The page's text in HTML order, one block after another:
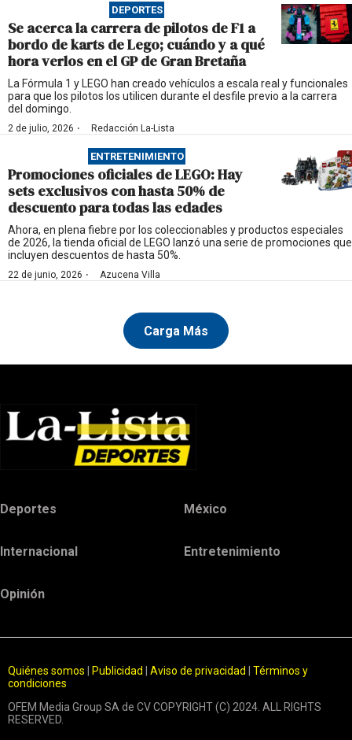
DEPORTES
Se acerca la carrera de pilotos de F1 a
bordo de karts de Lego; cuándo y a qué
hora verlos en el GP de Gran Bretaña
La Fórmula 1 y LEGO han creado vehículos a escala real y funcionales
para que los pilotos los utilicen durante el desfile previo a la carrera
del domingo.
2 de julio, 2026 · Redacción La-Lista
ENTRETENIMIENTO
Promociones oficiales de LEGO: Hay
sets exclusivos con hasta 50% de
descuento para todas las edades
Ahora, en plena fiebre por los coleccionables y productos especiales
de 2026, la tienda oficial de LEGO lanzó una serie de promociones que
incluyen descuentos de hasta 50%.
22 de junio, 2026 · Azucena Villa
Carga Más
Deportes México
Internacional Entretenimiento
Opinión
Quiénes somos Publicidad Aviso de privacidad
Términos y
condiciones
OFEM Media Group SA de CV COPYRIGHT (C) 2024. ALL RIGHTS
RESERVED.